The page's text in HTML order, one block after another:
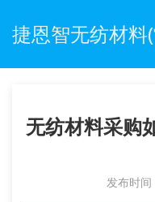
捷恩智无纺材料
无纺材料采购
发布时